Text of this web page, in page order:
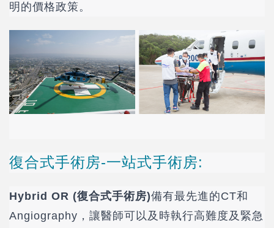
明的價格政策。
復合式手術房-一站式手術房:
Hybrid OR (復合式手術房)備有最先進的CT和
Angiography，讓醫師可以及時執行高難度及緊急